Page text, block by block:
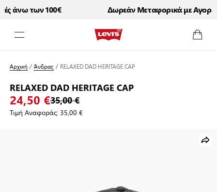
άνω των 100€ Δωρεάν Μεταφορικά με Αγορές
Αρχική /Άνδρας / RELAXED DAD HERITAGE CAP
RELAXED DAD HERITAGE CAP
24,50 €35,00 €
Τιμή Αναφοράς:35,00 €